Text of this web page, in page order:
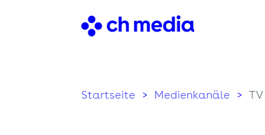
Startseite Medienkanäle TV